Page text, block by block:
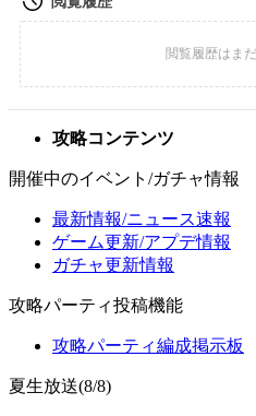
攻略コンテンツ
開催中のイベント/ガチャ情報
最新情報/ニュース速報
ゲーム更新/アプデ情報
ガチャ更新情報
攻略パーティ投稿機能
攻略パーティ編成掲示板
夏生放送(8/8)